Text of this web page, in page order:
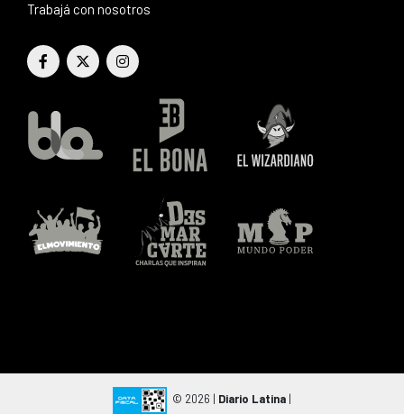
Trabajá con nosotros
© 2026 | Diario Latina |